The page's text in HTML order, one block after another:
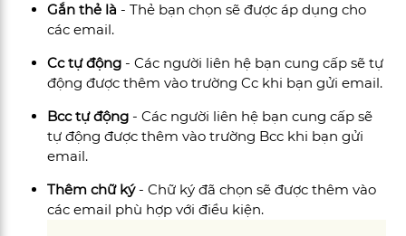
Gắn thẻ là - Thẻ bạn chọn sẽ được áp dụng cho
các email.
Cc tự động - Các người liên hệ bạn cung cấp sẽ tự
động được thêm vào trường Cc khi bạn gửi email.
Bcc tự động - Các người liên hệ bạn cung cấp sẽ
tự động được thêm vào trường Bcc khi bạn gửi
email.
Thêm chữ ký- Chữ ký đã chọn sẽ được thêm vào
các email phù hợp với điều kiện.